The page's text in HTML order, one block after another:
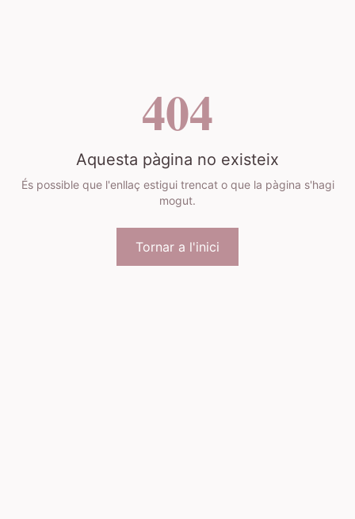
404
Aquesta pàgina no existeix
És possible que l'enllaç estigui trencat o que la pàgina s'hagi
mogut.
Tornar a l'inici